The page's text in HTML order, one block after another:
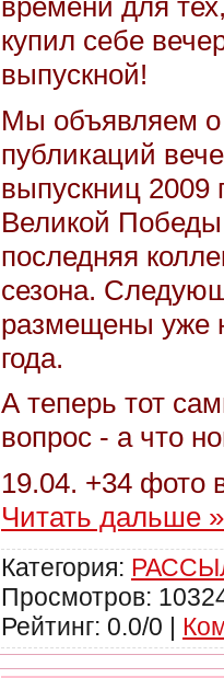
купил себе
выпускной!
Мы объявляем
публикаций
выпускниц 2009
Великой
последняя
сезона.
размещены уже
года.
А теперь тот
вопрос - а что
19.04. +34 фото
Читать дальше »
Категория:
Просмотров:
Рейтинг: 0.0/0 |